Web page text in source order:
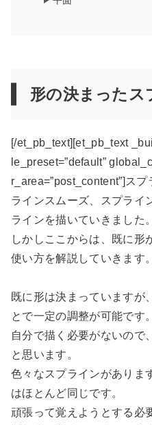
形の決まったス
[/et_pb_text][et_pb_text
le_preset=”default”
r_area=”post_content”]ス
ラインスムーズ、スプライ
ラインを描いていきました。
しかしここからは、既に形
使い方を解説していきます。
既に形は決まっていますが
とで一定の調整が可能です。
自分で描く必要がないので
と思います。
色々なスプラインがありま
はほとんど同じです。
頑張って覚えようとする必